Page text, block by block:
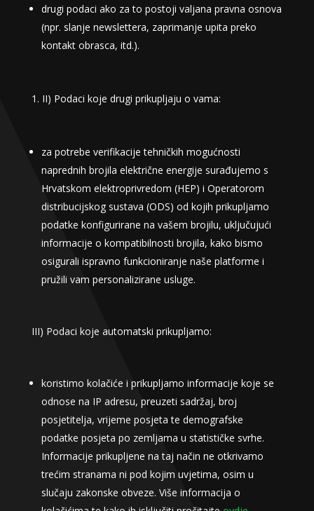
drugi podaci ako za to postoji valjana pravna osnova
(npr. slanje newslettera, zaprimanje upita preko
kontakt obrasca, itd.).
II) Podaci koje drugi prikupljaju o vama:
za potrebe verifikacije tehničkih mogućnosti
naprednih brojila električne energije surađujemo s
Hrvatskom elektroprivredom (HEP) i Operatorom
distribucijskog sustava (ODS) od kojih prikupljamo
podatke konfigurirane na vašem brojilu, uključujući
informacije o kompatibilnosti brojila, kako bismo
osigurali ispravno funkcioniranje naše platforme i
pružili vam personalizirane usluge.
III) Podaci koje automatski prikupljamo:
koristimo kolačiće i prikupljamo informacije koje se
odnose na IP adresu, preuzeti sadržaj, broj
posjetitelja, vrijeme posjeta te demografske
podatke posjeta po zemljama u statističke svrhe.
Informacije prikupljene na taj način ne otkrivamo
trećim stranama ni pod kojim uvjetima, osim u
slučaju zakonske obveze. Više informacija o